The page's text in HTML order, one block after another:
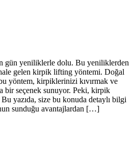
gün yeniliklerle dolu. Bu yeniliklerden
gelen kirpik lifting yöntemi. Doğal
yöntem, kirpiklerinizi kıvırmak ve
bir seçenek sunuyor. Peki, kirpik
yazıda, size bu konuda detaylı bilgi
sunduğu avantajlardan […]